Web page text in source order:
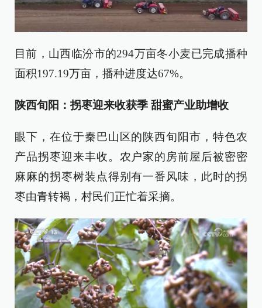
目前，山西临汾市的294万亩冬小麦已完成播种
面积197.19万亩，播种进度达67%。
陕西旬阳：拐枣迎来收获季 甜蜜产业助增收
眼下，在位于秦巴山区的陕西旬阳市，特色农
产品拐枣迎来丰收。农户家的房前屋后被密密
麻麻的拐枣树装点得别有一番风味，此时的拐
枣由青转褐，村民们正忙着采摘。